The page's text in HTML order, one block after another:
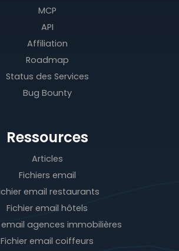
MCP
API
Affiliation
Roadmap
Status des Services
Bug Bounty
Ressources
Articles
Fichiers email
email restaurants
Fichier email hôtels
email agences immobilières
Fichier email coiffeurs